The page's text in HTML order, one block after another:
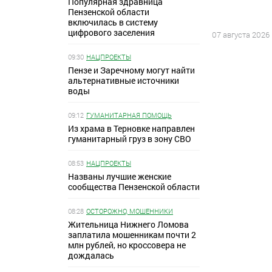
Пензенской области
включилась в систему
цифрового заселения
09:30 НАЦПРОЕКТЫ
Пензе и Заречному могут найти
альтернативные источники
воды
09:12 ГУМАНИТАРНАЯ ПОМОЩЬ
Из храма в Терновке направлен
гуманитарный груз в зону СВО
08:53 НАЦПРОЕКТЫ
Названы лучшие женские
сообщества Пензенской области
08:28 ОСТОРОЖНО, МОШЕННИКИ
Жительница Нижнего Ломова
заплатила мошенникам почти 2
млн рублей, но кроссовера не
дождалась
07 августа 2026